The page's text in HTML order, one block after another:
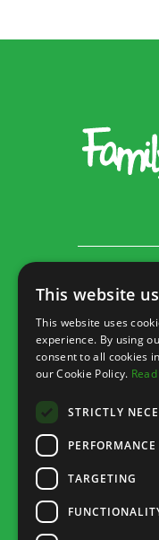
Rua dos
8125-497
Portugal
Tel: +351
(Llamada a la
Email:
This website
This website uses
experience. By using
consent to all cookies
our Cookie Policy.
STRICTLY
PERFORMANCE
TARGETING